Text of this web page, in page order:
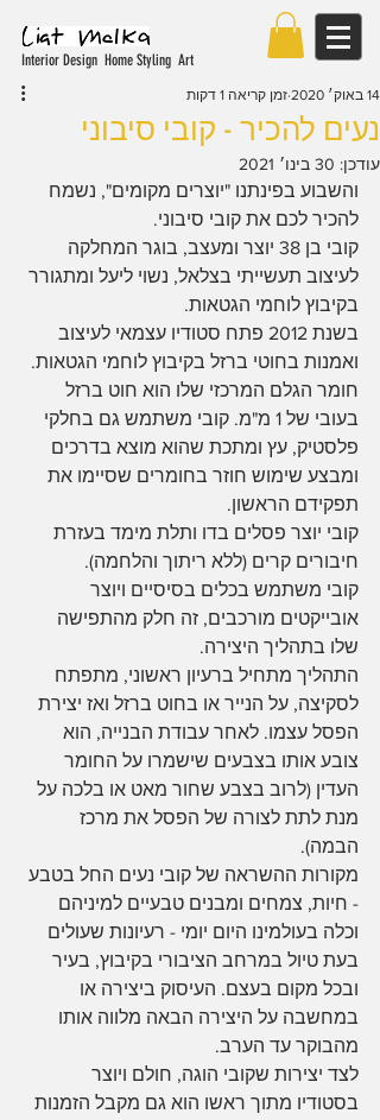
Interior Design Home Styling Art
נעים להכיר - קובי סיבוני
14 באוק׳ 2020 זמן קריאה 1 דקות
עודכן: 30 בינו׳ 2021
והשבוע בפינתנו "יוצרים מקומים", נשמח
להכיר לכם את קובי סיבוני.
קובי בן 38 יוצר ומעצב, בוגר המחלקה
לעיצוב תעשייתי בצלאל, נשוי ליעל ומתגורר
בקיבוץ לוחמי הגטאות.
בשנת 2012 פתח סטודיו עצמאי לעיצוב
ואמנות בחוטי ברזל בקיבוץ לוחמי הגטאות.
חומר הגלם המרכזי שלו הוא חוט ברזל
בעובי של 1 מ"מ. קובי משתמש גם בחלקי
פלסטיק, עץ ומתכת שהוא מוצא בדרכים
ומבצע שימוש חוזר בחומרים שסיימו את
תפקידם הראשון.
קובי יוצר פסלים בדו ותלת מימד בעזרת
חיבורים קרים (ללא ריתוך והלחמה).
קובי משתמש בכלים בסיסיים ויוצר
אובייקטים מורכבים, זה חלק מהתפישה
שלו בתהליך היצירה.
התהליך מתחיל ברעיון ראשוני, מתפתח
לסקיצה, על הנייר או בחוט ברזל ואז יצירת
הפסל עצמו. לאחר עבודת הבנייה, הוא
צובע אותו בצבעים שישמרו על החומר
העדין (לרוב בצבע שחור מאט או בלכה על
מנת לתת לצורה של הפסל את מרכז
הבמה).
מקורות ההשראה של קובי נעים החל בטבע
- חיות, צמחים ומבנים טבעיים למיניהם
וכלה בעולמינו היום יומי - רעיונות שעולים
בעת טיול במרחב הציבורי בקיבוץ, בעיר
ובכל מקום בעצם. העיסוק ביצירה או
במחשבה על היצירה הבאה מלווה אותו
מהבוקר עד הערב.
לצד יצירות שקובי הוגה, חולם ויוצר
בסטודיו מתוך ראשו הוא גם מקבל הזמנות